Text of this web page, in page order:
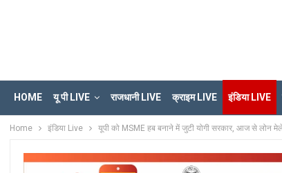
HOME यू पी LIVE राजधानी LIVE क्राइम LIVE इंडिया LIVE
Home इंडिया Live यूपी को MSME हब बनाने में जुटी योगी सरकार, आज से लोन